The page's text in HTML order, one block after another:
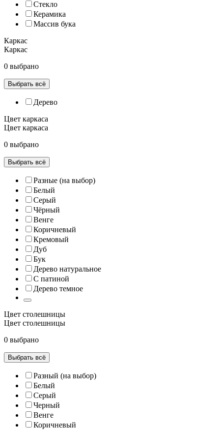
Стекло
Керамика
Массив бука
Каркас
Каркас
0 выбрано
Выбрать всё
Дерево
Цвет каркаса
Цвет каркаса
0 выбрано
Выбрать всё
Разные (на выбор)
Белый
Серый
Чёрный
Венге
Коричневый
Кремовый
Дуб
Бук
Дерево натуральное
С патиной
Дерево темное
Цвет столешницы
Цвет столешницы
0 выбрано
Выбрать всё
Разный (на выбор)
Белый
Серый
Черный
Венге
Коричневый